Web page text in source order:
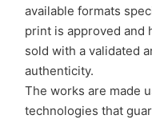
available formats
print is approved and
sold with a validated
authenticity.
The works are made
technologies that